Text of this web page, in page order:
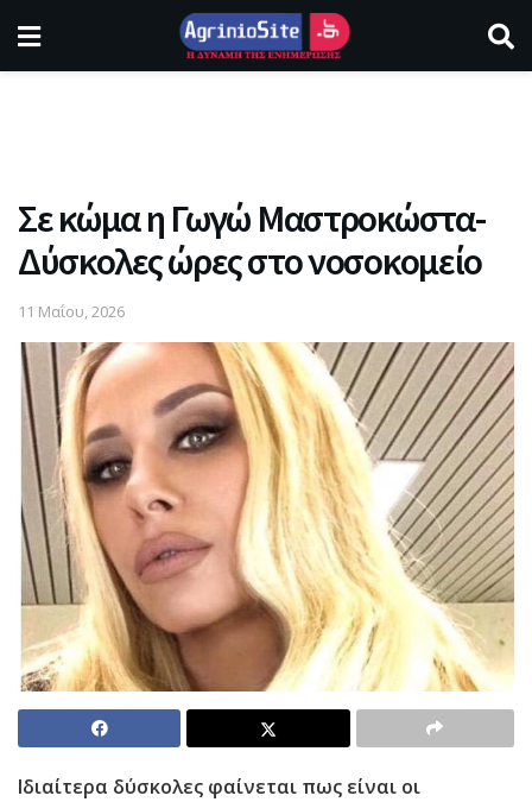
Σε κώμα η Γωγώ Μαστροκώστα-
Δύσκολες ώρες στο νοσοκομείο
11 Μαΐου, 2026
Ιδιαίτερα δύσκολες φαίνεται πως είναι οι